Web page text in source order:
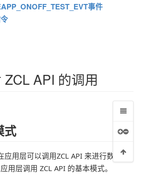
事件
API 的调用
式
应用层可以调用ZCL API 来进行数据通
用层调用 ZCL API 的基本模式。